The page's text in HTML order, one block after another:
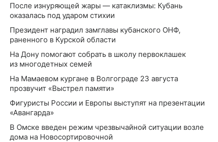
После изнуряющей жары — катаклизмы: Кубань
оказалась под ударом стихии
Президент наградил замглавы кубанского ОНФ,
раненного в Курской области
На Дону помогают собрать в школу первоклашек
из многодетных семей
На Мамаевом кургане в Волгограде 23 августа
прозвучит «Выстрел памяти»
Фигуристы России и Европы выступят на презентации
«Авангарда»
В Омске введен режим чрезвычайной ситуации возле
дома на Новосортировочной